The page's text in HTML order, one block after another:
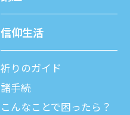
信仰⽣活
祈りのガイド
諸⼿続
こんなことで困ったら？